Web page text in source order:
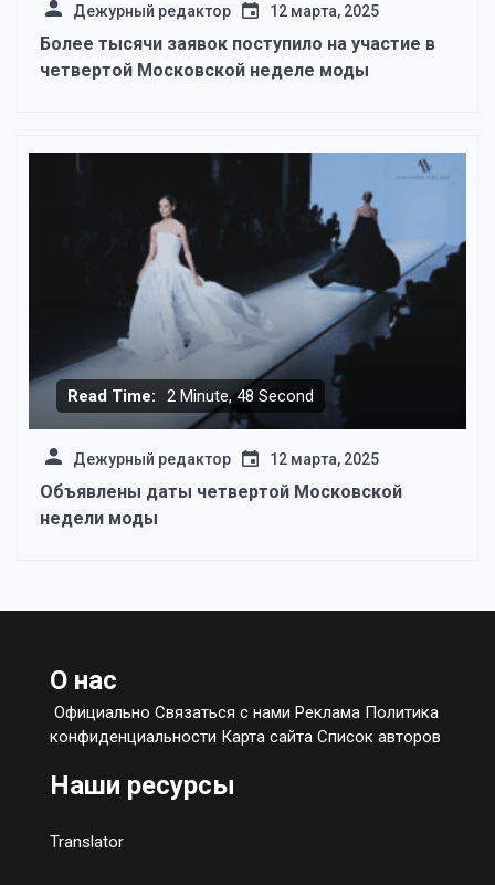
Дежурный редактор 12 марта, 2025
Более тысячи заявок поступило на участие в
четвертой Московской неделе моды
Read Time: 2 Minute, 48 Second
Дежурный редактор 12 марта, 2025
Объявлены даты четвертой Московской
недели моды
О нас
Официально Связаться с нами Реклама Политика
конфиденциальности Карта сайта Список авторов
Наши ресурсы
Translator